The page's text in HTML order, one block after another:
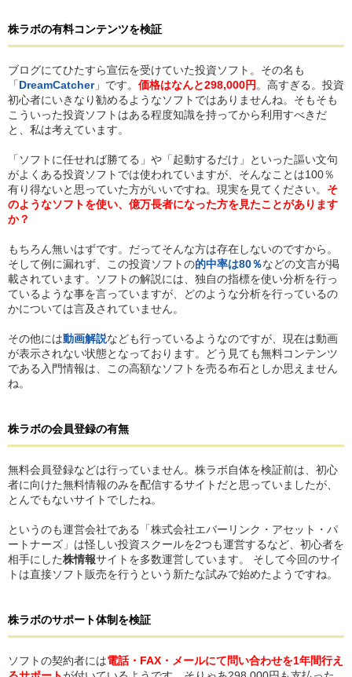
株ラボの有料コンテンツを検証
ブログにてひたすら宣伝を受けていた投資ソフト。その名も
「DreamCatcher」です。 価格はなんと298,000円 。高すぎる。投資
初心者にいきなり勧めるようなソフトではありませんね。そもそも
こういった投資ソフトはある程度知識を持ってから利用すべきだ
と、私は考えています。
「ソフトに任せれば勝てる」や「起動するだけ」といった謳い文句
がよくある投資ソフトでは使われていますが、そんなことは100％
有り得ないと思っていた方がいいですね。現実を見てください。 そ
のようなソフトを使い、億万長者になった方を見たことがあります
か？
もちろん無いはずです。だってそんな方は存在しないのですから。
そして例に漏れず、この投資ソフトの的中率は80％などの文言が掲
載されています。ソフトの解説には、独自の指標を使い分析を行っ
ているような事を言っていますが、どのような分析を行っているの
かについては言及されていません。
その他には動画解説なども行っているようなのですが、現在は動画
が表示されない状態となっております。どう見ても無料コンテンツ
である入門情報は、この高額なソフトを売る布石としか思えません
ね。
株ラボの会員登録の有無
無料会員登録などは行っていません。株ラボ自体を検証前は、初心
者に向けた無料情報のみを配信するサイトだと思っていましたが、
とんでもないサイトでしたね。
というのも運営会社である「株式会社エバーリンク・アセット・パ
ートナーズ」は怪しい投資スクールを2つも運営するなど、初心者を
相手にした株情報サイトを多数運営しています。 そして今回のサイ
トは直接ソフト販売を行うという新たな試みで始めたようですね。
株ラボのサポート体制を検証
ソフトの契約者には電話・FAX・メールにて問い合わせを1年間行え